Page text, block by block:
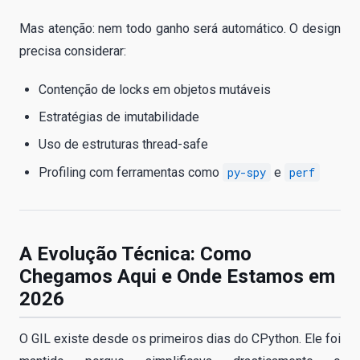
Mas atenção: nem todo ganho será automático. O design
precisa considerar:
Contenção de locks em objetos mutáveis
Estratégias de imutabilidade
Uso de estruturas thread-safe
Profiling com ferramentas como py-spy e perf
A Evolução Técnica: Como
Chegamos Aqui e Onde Estamos em
2026
O GIL existe desde os primeiros dias do CPython. Ele foi